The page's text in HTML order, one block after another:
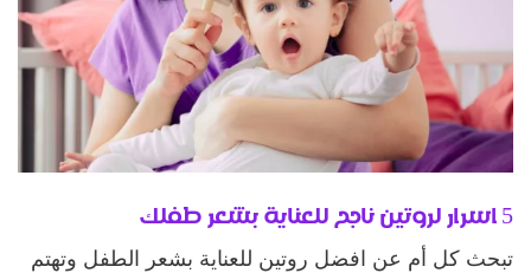
5 اسرار لروتين ناجح للعناية بشعر طفلك
تبحث كل أم عن افضل روتين للعناية بشعر الطفل وتهتم